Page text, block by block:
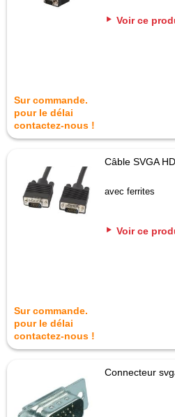
Voir ce
Sur commande.
pour le délai
contactez-nous !
Câble SVGA
avec ferrites
Voir ce
Sur commande.
pour le délai
contactez-nous !
Connecteur